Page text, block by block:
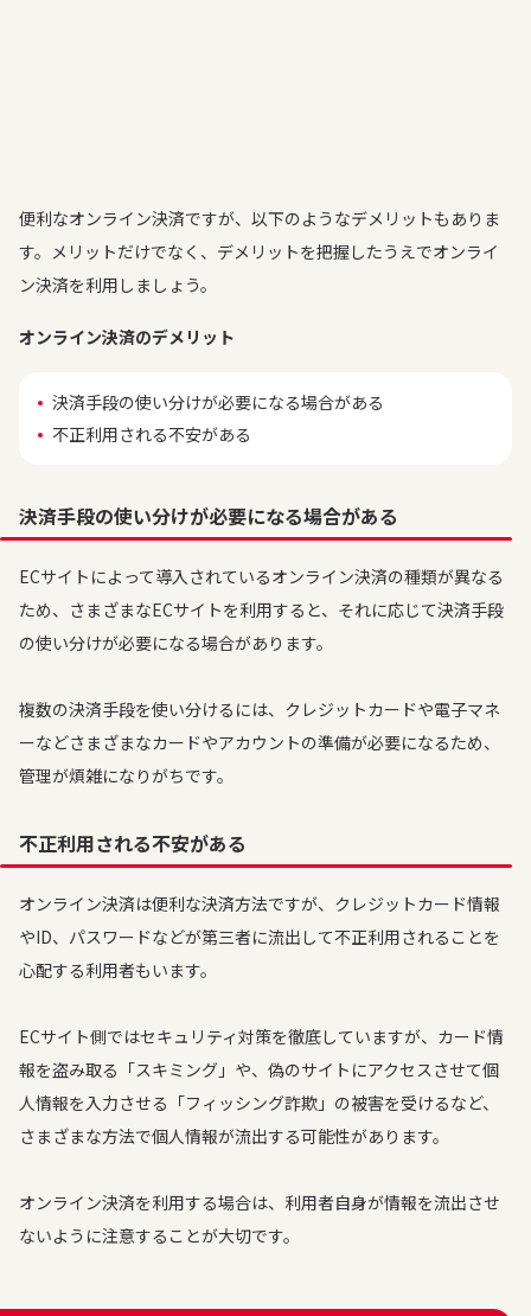
便利なオンライン決済ですが、以下のようなデメリットもありま
す。メリットだけでなく、デメリットを把握したうえでオンライ
ン決済を利用しましょう。
オンライン決済のデメリット
決済手段の使い分けが必要になる場合がある
不正利用される不安がある
決済手段の使い分けが必要になる場合がある
ECサイトによって導入されているオンライン決済の種類が異なる
ため、さまざまなECサイトを利用すると、それに応じて決済手段
の使い分けが必要になる場合があります。
複数の決済手段を使い分けるには、クレジットカードや電子マネ
ーなどさまざまなカードやアカウントの準備が必要になるため、
管理が煩雑になりがちです。
不正利用される不安がある
オンライン決済は便利な決済方法ですが、クレジットカード情報
やID、パスワードなどが第三者に流出して不正利用されることを
心配する利用者もいます。
ECサイト側ではセキュリティ対策を徹底していますが、カード情
報を盗み取る「スキミング」や、偽のサイトにアクセスさせて個
人情報を入力させる「フィッシング詐欺」の被害を受けるなど、
さまざまな方法で個人情報が流出する可能性があります。
オンライン決済を利用する場合は、利用者自身が情報を流出させ
ないように注意することが大切です。